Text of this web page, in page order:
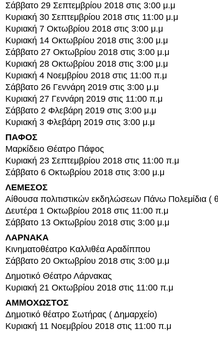
Σάββατο 29 Σεπτεμβρίου 2018 στις 3:00 μ.μ
Κυριακή 30 Σεπτεμβρίου 2018 στις 11:00 μ.μ
Κυριακή 7 Οκτωβρίου 2018 στις 3:00 μ.μ
Κυριακή 14 Οκτωβρίου 2018 στις 3:00 μ.μ
Σάββατο 27 Οκτωβρίου 2018 στις 3:00 μ.μ
Κυριακή 28 Οκτωβρίου 2018 στις 3:00 μ.μ
Κυριακή 4 Νοεμβρίου 2018 στις 11:00 π.μ
Σάββατο 26 Γεννάρη 2019 στις 3:00 μ.μ
Κυριακή 27 Γεννάρη 2019 στις 11:00 π.μ
Σάββατο 2 Φλεβάρη 2019 στις 3:00 μ.μ
Κυριακή 3 Φλεβάρη 2019 στις 3:00 μ.μ
ΠΑΦΟΣ
Μαρκίδειο Θέατρο Πάφος
Κυριακή 23 Σεπτεμβρίου 2018 στις 11:00 π.μ
Σάββατο 6 Οκτωβρίου 2018 στις 3:00 μ.μ
ΛΕΜΕΣΟΣ
Αίθουσα πολιτιστικών εκδηλώσεων Πάνω Πολεμίδια (
Δευτέρα 1 Οκτωβρίου 2018 στις 11:00 π.μ
Σάββατο 13 Οκτωβρίου 2018 στις 3:00 μ.μ
ΛΑΡΝΑΚΑ
Κινηματοθέατρο Καλλιθέα Αραδίππου
Σάββατο 20 Οκτωβρίου 2018 στις 3:00 μ.μ
Δημοτικό Θέατρο Λάρνακας
Κυριακή 21 Οκτωβρίου 2018 στις 11:00 π.μ
ΑΜΜΟΧΩΣΤΟΣ
Δημοτικό θέατρο Σωτήρας ( Δημαρχείο)
Κυριακή 11 Νοεμβρίου 2018 στις 11:00 π.μ